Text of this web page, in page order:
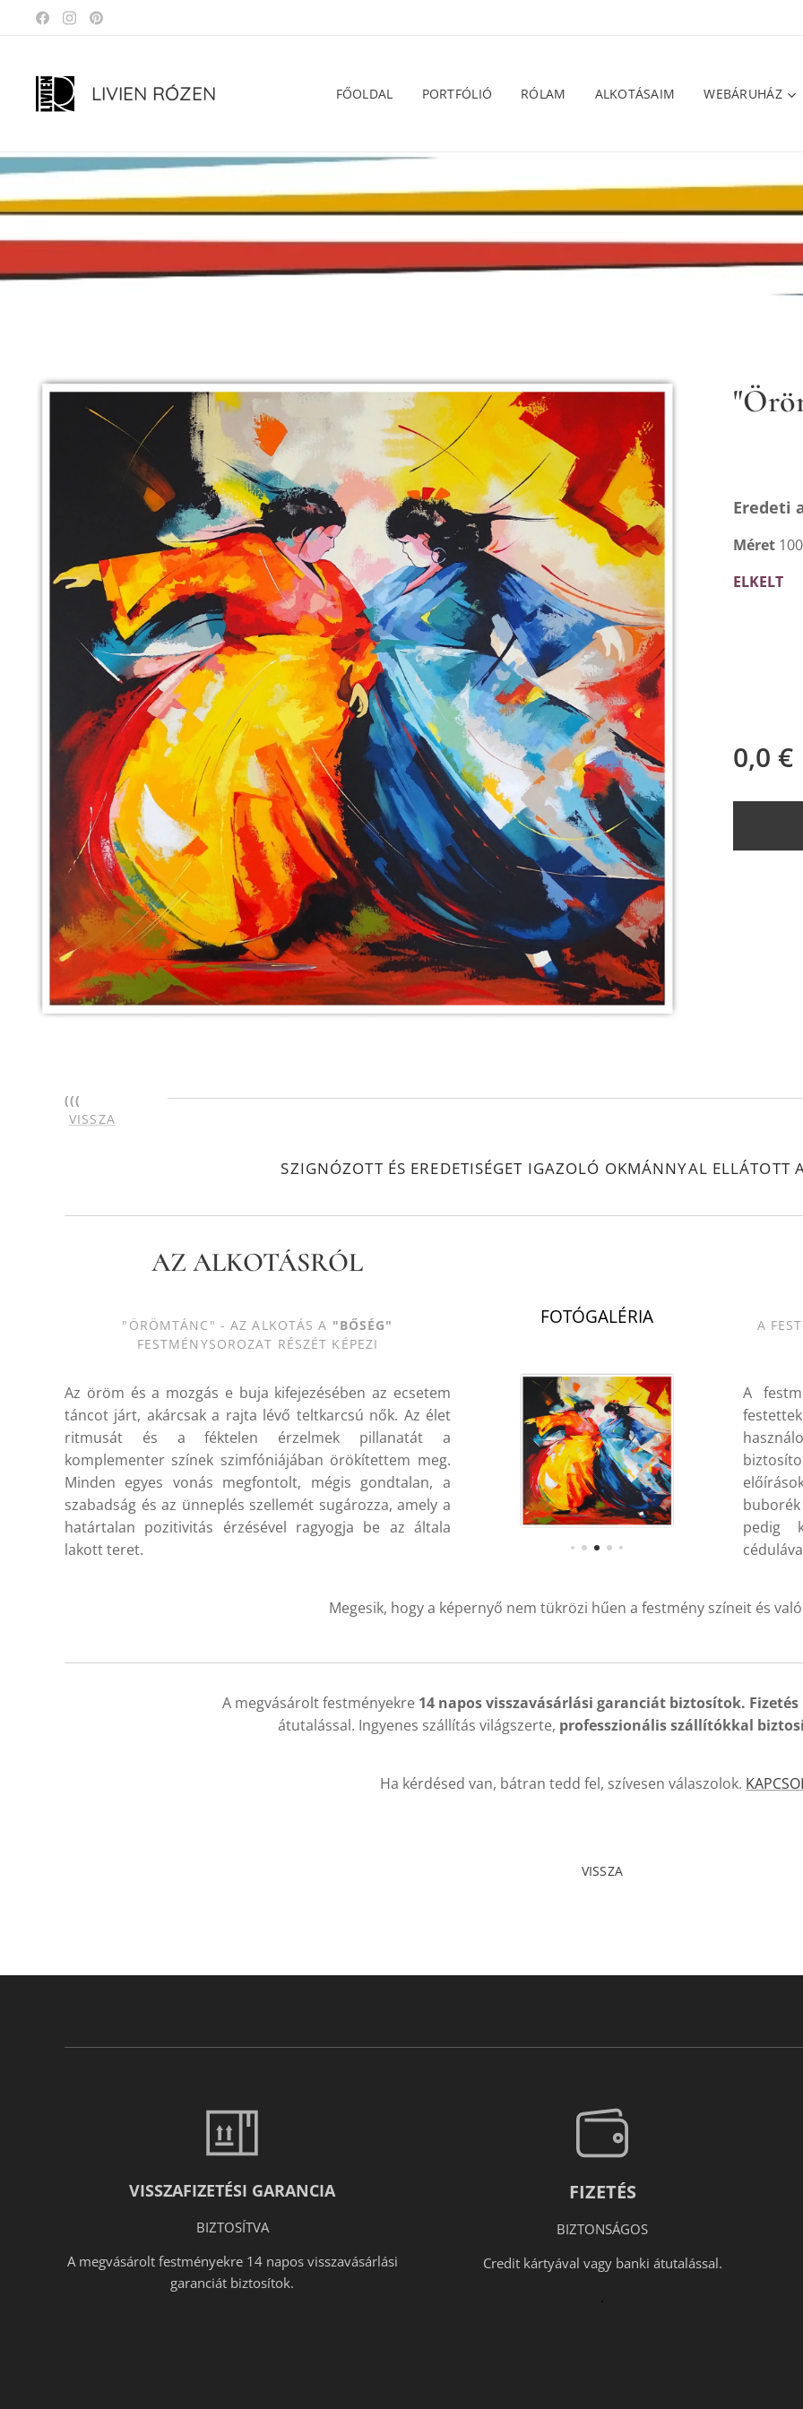
LIVIEN RÓZEN FŐOLDAL PORTFÓLIÓ RÓLAM ALKOTÁSAIM WEBÁRUHÁZ
Eredeti
Méret
ELKELT
0,0 €
(((
VISSZA
SZIGNÓZOTT ÉS EREDETISÉGET IGAZOLÓ OKMÁNNYAL ELLÁTOTT
AZ ALKOTÁSRÓL
"ÖRÖMTÁNC" - AZ ALKOTÁS A "BŐSÉG"
FESTMÉNYSOROZAT RÉSZÉT KÉPEZI
Az öröm és a mozgás e buja kifejezésében az ecsetem
táncot járt, akárcsak a rajta lévő teltkarcsú nők. Az élet
ritmusát és a féktelen érzelmek pillanatát a
komplementer színek szimfóniájában örökítettem meg.
Minden egyes vonás megfontolt, mégis gondtalan, a
szabadság és az ünneplés szellemét sugározza, amely a
határtalan pozitivitás érzésével ragyogja be az általa
lakott teret.
FOTÓGALÉRIA
A
A
pedig
Megesik, hogy a képernyő nem tükrözi hűen a festmény színeit és
A megvásárolt festményekre 14 napos visszavásárlási garanciát biztosítok. Fizetés
átutalással. Ingyenes szállítás világszerte, professzionális szállítókkal
Ha kérdésed van, bátran tedd fel, szívesen válaszolok.
VISSZA
VISSZAFIZETÉSI GARANCIA
BIZTOSÍTVA
A megvásárolt festményekre 14 napos visszavásárlási
garanciát biztosítok.
FIZETÉS
BIZTONSÁGOS
Credit kártyával vagy banki átutalással.
.